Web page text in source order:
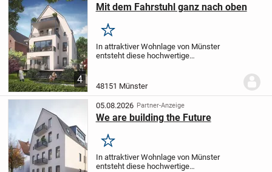
4
Mit dem Fahrstuhl ganz nach oben
Merken
In attraktiver Wohnlage von Münster
entsteht diese hochwertige
sieben Wohneinheiten. Das im Jahr 1935
48151 Münster
05.08.2026 Partner-Anzeige
We are building the Future
Merken
In attraktiver Wohnlage von Münster
entsteht diese hochwertige